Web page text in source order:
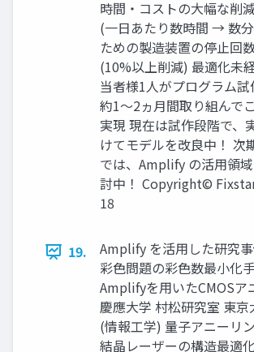
時間・コストの大幅な削
(一日あたり数時間 → 数
ための製造装置の停止回
(10%以上削減) 最適化未
当者様1人がプログラム試
約1～2ヵ月間取り組んで
実現 現在は試作段階で、
けてモデルを改良中！ 次
では、Amplify の活用領
討中！ Copyright©
18
19.
Amplify を活用した研究
彩色問題の彩色数最小化
Amplifyを用いたCMOSア
慶應大学 村松研究室 東
(情報工学) 量子アニーリ
結晶レーザーの構造最適